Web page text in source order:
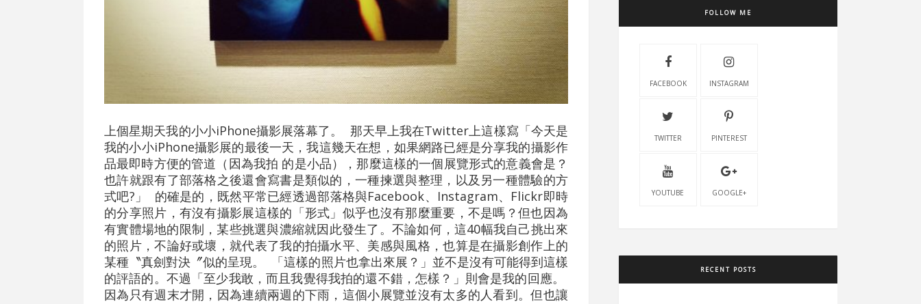
上個星期天我的小小iPhone攝影展落幕了。 那天早上我在Twitter上這樣寫「今天是
我的小小iPhone攝影展的最後一天，我這幾天在想，如果網路已經是分享我的攝影作
品最即時方便的管道（因為我拍 的是小品），那麼這樣的一個展覽形式的意義會是？
也許就跟有了部落格之後還會寫書是類似的，一種揀選與整理，以及另一種體驗的方
式吧?」 的確是的，既然平常已經透過部落格與Facebook、Instagram、Flickr即時
的分享照片，有沒有攝影展這樣的「形式」似乎也沒有那麼重要，不是嗎？但也因為
有實體場地的限制，某些挑選與濃縮就因此發生了。不論如何，這40幅我自己挑出來
的照片，不論好或壞，就代表了我的拍攝水平、美感與風格，也算是在攝影創作上的
某種〝真劍對決〞似的呈現。 「這樣的照片也拿出來展？」並不是沒有可能得到這樣
的評語的。不過「至少我敢，而且我覺得我拍的還不錯，怎樣？」則會是我的回應。
因為只有週末才開，因為連續兩週的下雨，這個小展覽並沒有太多的人看到。但也讓
FOLLOW ME
FACEBOOK INSTAGRAM
TWITTER PINTEREST
YOUTUBE GOOGLE+
RECENT POSTS